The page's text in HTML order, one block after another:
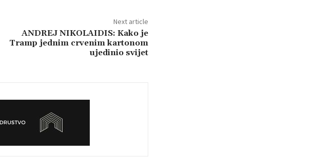
Next article
ANDREJ NIKOLAIDIS: Kako je
Tramp jednim crvenim kartonom
ujedinio svijet